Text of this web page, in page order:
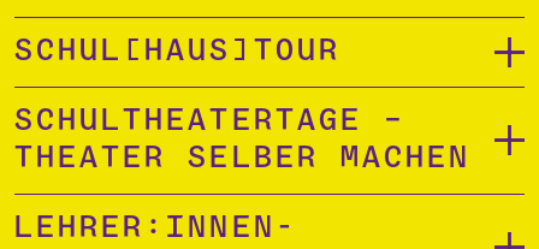
Schul[Haus]tour
Schultheatertage –
Theater selber machen
Lehrer:innen-